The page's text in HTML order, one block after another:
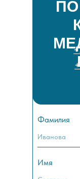
Фамилия
Имя